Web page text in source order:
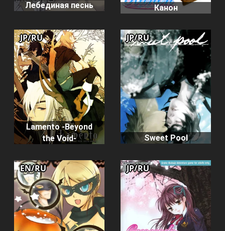
Лебединая песнь Канон
Lamento -Beyond
the Void-
JP/RU
Sweet Pool
JP/RU
EN/RU JP/RU